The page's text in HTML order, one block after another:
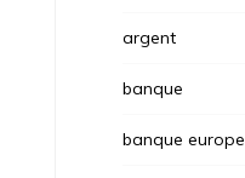
argent
banque
banque